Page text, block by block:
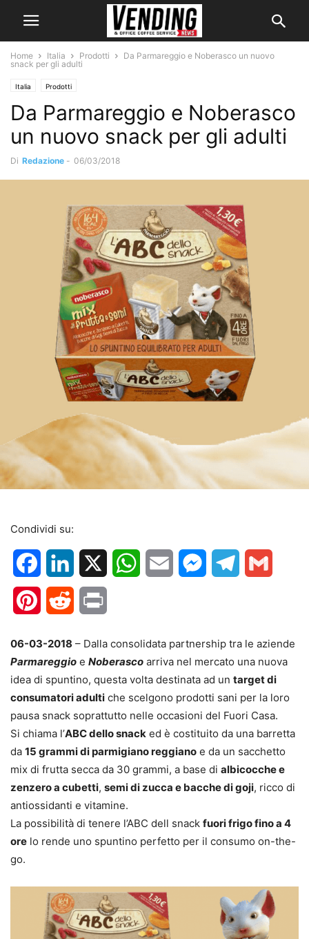
Home Italia Prodotti
Da Parmareggio e Noberasco un nuovo
snack per gli adulti
Italia Prodotti
Da Parmareggio e Noberasco
un nuovo snack per gli adulti
Di Redazione - 06/03/2018
Condividi su:
FacebookLinkedIn WhatsApp
Email MessengerTelegram
PinterestReddit
06-03-2018 – Dalla consolidata partnership tra le aziende
Parmareggio e Noberasco arriva nel mercato una nuova
idea di spuntino, questa volta destinata ad un target di
consumatori adulti che scelgono prodotti sani per la loro
pausa snack soprattutto nelle occasioni del Fuori Casa.
Si chiama l’ABC dello snack ed è costituito da una barretta
da 15 grammi di parmigiano reggiano e da un sacchetto
mix di frutta secca da 30 grammi, a base di albicocche e
zenzero a cubetti, semi di zucca e bacche di goji, ricco di
antiossidanti e vitamine.
La possibilità di tenere l’ABC dell snack fuori frigo fino a 4
ore lo rende uno spuntino perfetto per il consumo on-the-
go.